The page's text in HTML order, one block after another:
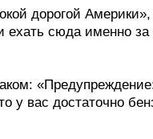
дорогой
ехать сюда именно
у вас достаточно